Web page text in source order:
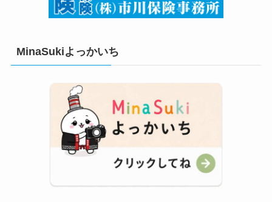
MinaSukiよっかいち